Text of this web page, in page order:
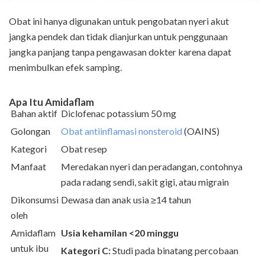
Obat ini hanya digunakan untuk pengobatan nyeri akut
jangka pendek dan tidak dianjurkan untuk penggunaan
jangka panjang tanpa pengawasan dokter karena dapat
menimbulkan efek samping.
Apa Itu Amidaflam
Bahan aktif Diclofenac potassium 50 mg
Golongan
Obat antiinflamasi nonsteroid(OAINS)
Kategori
Obat resep
Manfaat
Meredakan nyeri dan peradangan, contohnya
pada radang sendi, sakit gigi, atau migrain
Dikonsumsi
oleh
Dewasa dan anak usia ≥14 tahun
Amidaflam
untuk ibu
Usia kehamilan <20 minggu
Kategori C:Studi pada binatang percobaan